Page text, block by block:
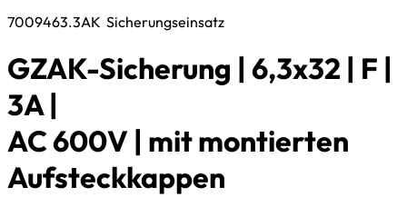
7009463.3AK Sicherungseinsatz
GZAK-Sicherung | 6,3x32 | F |
3A |
AC 600V | mit montierten
Aufsteckkappen